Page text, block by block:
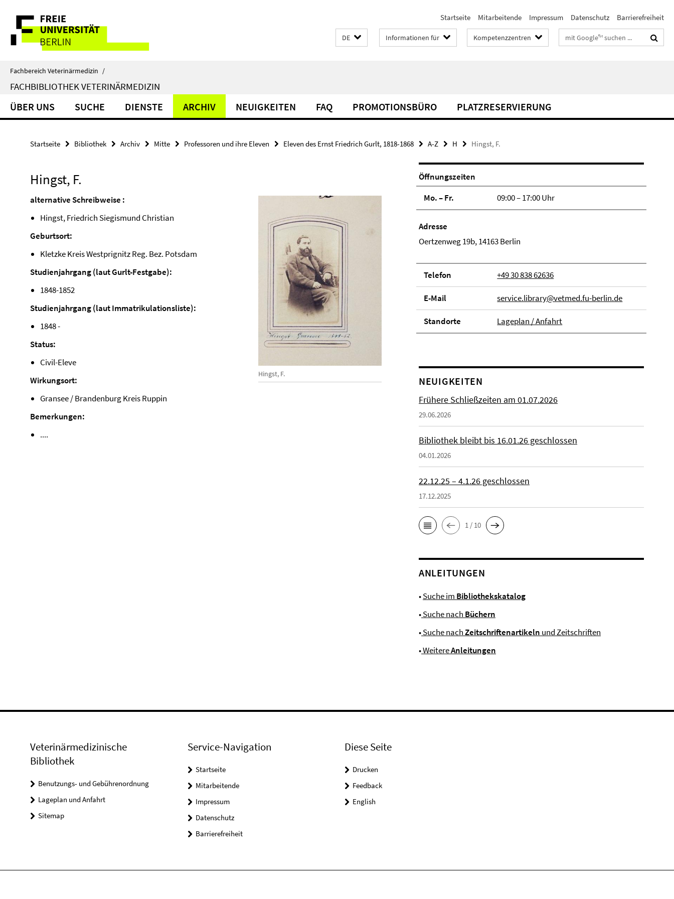
direkt
Inhalt
Service-
Navigation
Startseite Mitarbeitende Impressum Datenschutz Barrierefreiheit
DE Informationen für Kompetenzzentren Suchbegriffe
Fachbereich Veterinärmedizin /
FACHBIBLIOTHEK VETERINÄRMEDIZIN
ÜBER UNS SUCHE DIENSTE ARCHIV NEUIGKEITEN FAQ PROMOTIONSBÜRO PLATZRESERVIERUNG
Startseite Bibliothek Archiv Mitte Professoren und ihre Eleven Eleven des Ernst Friedrich Gurlt, 1818-1868 A-Z H Hingst, F.
Hingst, F.
Hingst, F.
alternative Schreibweise :
Hingst, Friedrich Siegismund Christian
Geburtsort:
Kletzke Kreis Westprignitz Reg. Bez. Potsdam
Studienjahrgang (laut Gurlt-Festgabe):
1848-1852
Studienjahrgang (laut Immatrikulationsliste):
1848 -
Status:
Civil-Eleve
Wirkungsort:
Gransee / Brandenburg Kreis Ruppin
Bemerkungen:
....
Öffnungszeiten
Mo. – Fr.
09:00 – 17:00 Uhr
Adresse
Oertzenweg 19b, 14163 Berlin
Telefon +49 30 838 62636
E-Mail service.library@vetmed.fu-berlin.de
Stand­orte Lageplan / Anfahrt
NEUIGKEITEN
Frühere Schließzeiten am 01.07.2026
29.06.2026
Bibliothek bleibt bis 16.01.26 geschlossen
04.01.2026
22.12.25 – 4.1.26 geschlossen
17.12.2025
1 / 10
ANLEITUNGEN
•Suche im Bibliothekskatalog
•Suche nach Büchern
•Suche nachZeitschriftenartikeln und Zeitschriften
•WeitereAnleitungen
Veterinärmedizinische
Bibliothek
Benutzungs- und Gebührenordnung
Lageplan und Anfahrt
Sitemap
Service-Navigation
Startseite
Mitarbeitende
Impressum
Datenschutz
Barrierefreiheit
Diese Seite
Drucken
Feedback
English